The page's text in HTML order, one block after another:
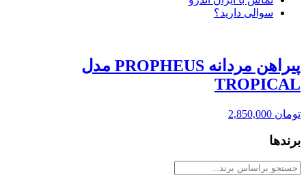
سوالی دارید؟
پیراهن مردانه PROPHEUS مدل
TROPICAL
تومان
برندها